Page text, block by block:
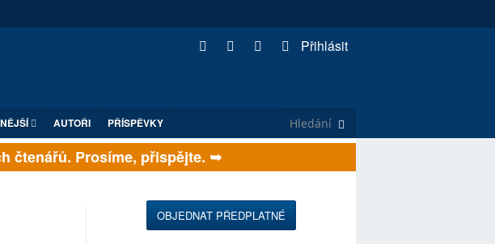
Přihlásit
AUTOŘI PŘÍSPĚVKY
Prosíme, přispějte. ➥
OBJEDNAT PŘEDPLATNÉ